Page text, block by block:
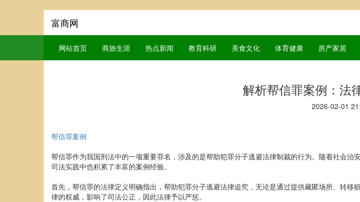
富商网
网站首页 商旅生涯 热点新闻 教育科研 美食文化 体育健康 房产家居
解析帮信罪案例：法
2026-02-01
帮信罪案例
帮信罪作为我国刑法中的一项重要罪名，涉及的是帮助犯罪分子逃避法律制裁的行为。随着社会
司法实践中也积累了丰富的案例经验。
首先，帮信罪的法律定义明确指出，帮助犯罪分子逃避法律追究，无论是通过提供藏匿场所、转
律的权威，影响了司法公正，因此法律予以严惩。